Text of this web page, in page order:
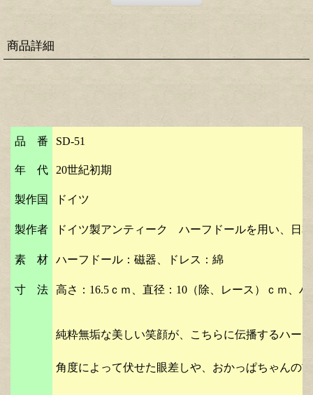
商品詳細
品 番 SD-51
年 代 20世紀初期
製作国 ドイツ
製作者 ドイツ製アンティーク ハーフドールを用い、
素 材 ハーフドール：磁器、ドレス：綿
寸 法 高さ：16.5ｃｍ、直径：10（除、レース）ｃｍ、 ハ
純粋無垢な美しい笑顔が、こちらに伝播するハー
角度によって伏せた眼差しや、おかっぱちゃんの